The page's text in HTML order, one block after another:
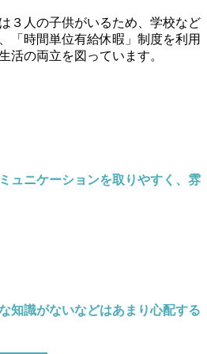
３人の子供がいるため、学校など
「時間単位有給休暇」制度を利用
活の両立を図っています。
ュニケーションを取りやすく、雰
知識がないなどはあまり心配する